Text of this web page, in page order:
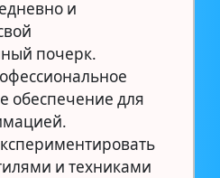
и
почерк.
обеспечение для
и техниками